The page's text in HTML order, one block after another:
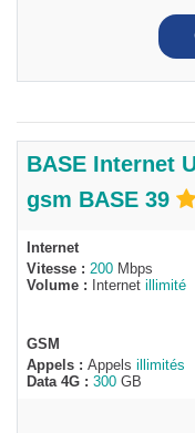
BASE Internet
gsm BASE 39
Internet
Vitesse : 200 Mbps
Volume : Internet illimité
GSM
Appels : Appels illimités
Data 4G : 300 GB